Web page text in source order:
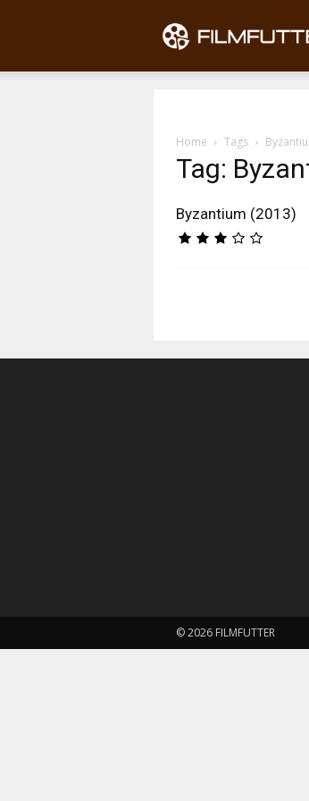
Home Tags
Tag:
Byzantium (2013)
© 2026 FILMFUTTER